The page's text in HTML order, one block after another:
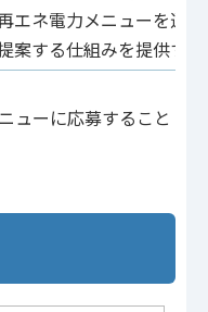
エネ電力メニューを選
案する仕組みを提供す
ューに応募すること